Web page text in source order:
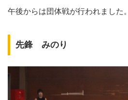
午後からは団体戦が行われました。
先鋒 みのり